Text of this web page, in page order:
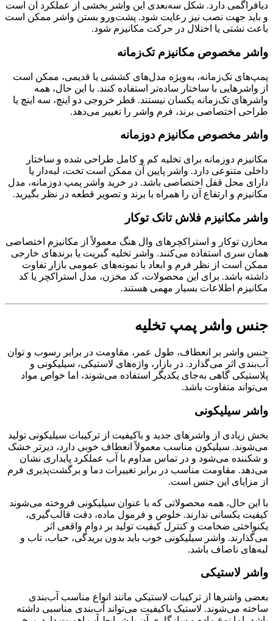
دیافراگمی دارد. شکل سه‌بعدی این واشر بخشی از عملکرد آن است
و باید جهت نصب نیز رعایت شود. پشت‌ورو بستن واشر ممکن است
باعث نشتی یا اختلال در حرکت مکانیزم شود.
واشر مخصوص مکانیزم تک‌زمانه
پمپ‌های تک‌زمانه، به‌ویژه مدل‌های کششی یا قدیمی، ممکن است
از واشرهایی با ساختار ساده‌تر استفاده کنند. با این حال، همه
واشرهای تک‌زمانه یکسان نیستند. قطر خروجی دو اینچ، سه اینچ یا
طراحی اختصاصی برند، فرم واشر را تغییر می‌دهد.
واشر مخصوص مکانیزم دوزمانه
مکانیزم دوزمانه برای تخلیه کم و کامل طراحی شده و ساختار
داخلی متنوعی دارد. واشر پایین آن ممکن است تخت، لبه‌دار یا
دارای محل قفل اختصاصی باشد. در خرید واشر پمپ دوزمانه، مدل
مکانیزم و ارتفاع آن را همراه با برند و تصویر قطعه در نظر بگیرید.
واشر مکانیزم فلاش تانک توکار
مخازن توکار و استراکچرهای وال هنگ معمولاً از مکانیزم اختصاصی
همان سری استفاده می‌کنند. واشر تخلیه گبریت یا برندهای خارجی
ممکن است از نظر فرم و ابعاد با نمونه‌های عمومی بازار تفاوت
داشته باشد. برای این محصولات، کد مخزن، مدل استراکچر یا کد
مکانیزم اطلاعات بسیار مهمی هستند.
جنس واشر پمپ تخلیه
جنس واشر بر انعطاف، طول عمر، مقاومت در برابر رسوب و توان
آب‌بندی اثر می‌گذارد. در بازار، واژه‌های لاستیکی، سیلیکونی و
پلاستیکی گاهی به‌جای یکدیگر استفاده می‌شوند، اما خواص مواد
می‌تواند متفاوت باشد.
واشر سیلیکونی
بخش زیادی از واشرهای جدید و باکیفیت از ترکیبات سیلیکونی تولید
می‌شوند. سیلیکون مناسب معمولاً انعطاف خوبی دارد، دیرتر خشک
و شکننده می‌شود و در تماس مداوم با آب عملکرد پایداری نشان
می‌دهد. مقاومت مناسب در برابر تغییرات دما و برگشت‌پذیری فرم
از مزایای این جنس است.
با این حال، همه محصولاتی که با عنوان سیلیکونی فروخته می‌شوند
کیفیت یکسانی ندارند. خلوص و فرمول ماده، دقت قالب‌گیری،
یکنواختی ضخامت و کنترل کیفیت تولید بر دوام واقعی اثر
می‌گذارند. واشر سیلیکونی خوب باید بدون بریدگی، حباب، تاب و
لبه‌های ناصاف باشد.
واشر لاستیکی
بعضی واشرها از ترکیبات لاستیکی مانند انواع مناسب آب‌بندی
ساخته می‌شوند. لاستیک باکیفیت می‌تواند آب‌بندی مناسبی داشته